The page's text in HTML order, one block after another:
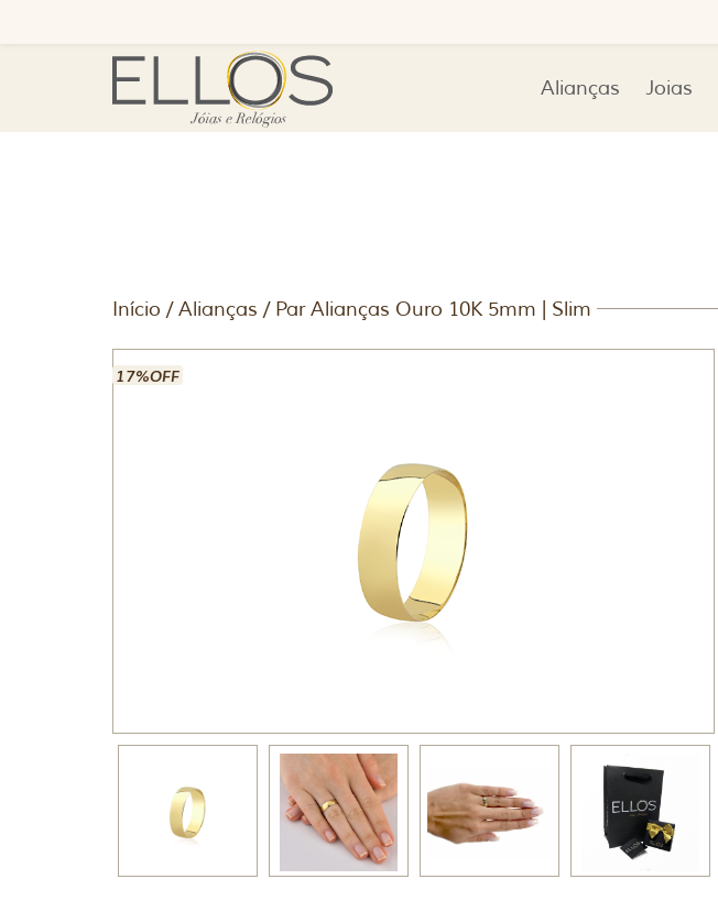
Alianças Joias
Início /Alianças / Par Alianças Ouro 10K 5mm | Slim
17%OFF